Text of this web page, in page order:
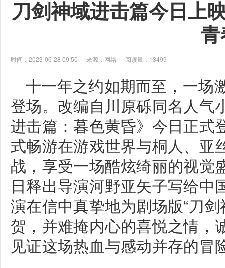
刀剑神域进击篇今日上
青
时间：2023-06-28 09:50 来源：网络 阅读量：13499
十一年之约如期而至，一场
登场。改编自川原砾同名人气
进击篇：暮色黄昏》今日正式
式畅游在游戏世界与桐人、亚
战，享受一场酷炫绮丽的视觉
日释出导演河野亚矢子写给
演在信中真挚地为剧场版“刀
贺，并难掩内心的喜悦之情，
见证这场热血与感动并存的冒